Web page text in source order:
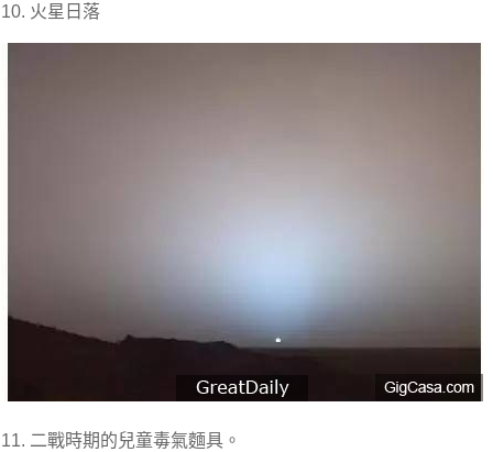
10. 火星日落
11. 二戰時期的兒童毒氣麵具。